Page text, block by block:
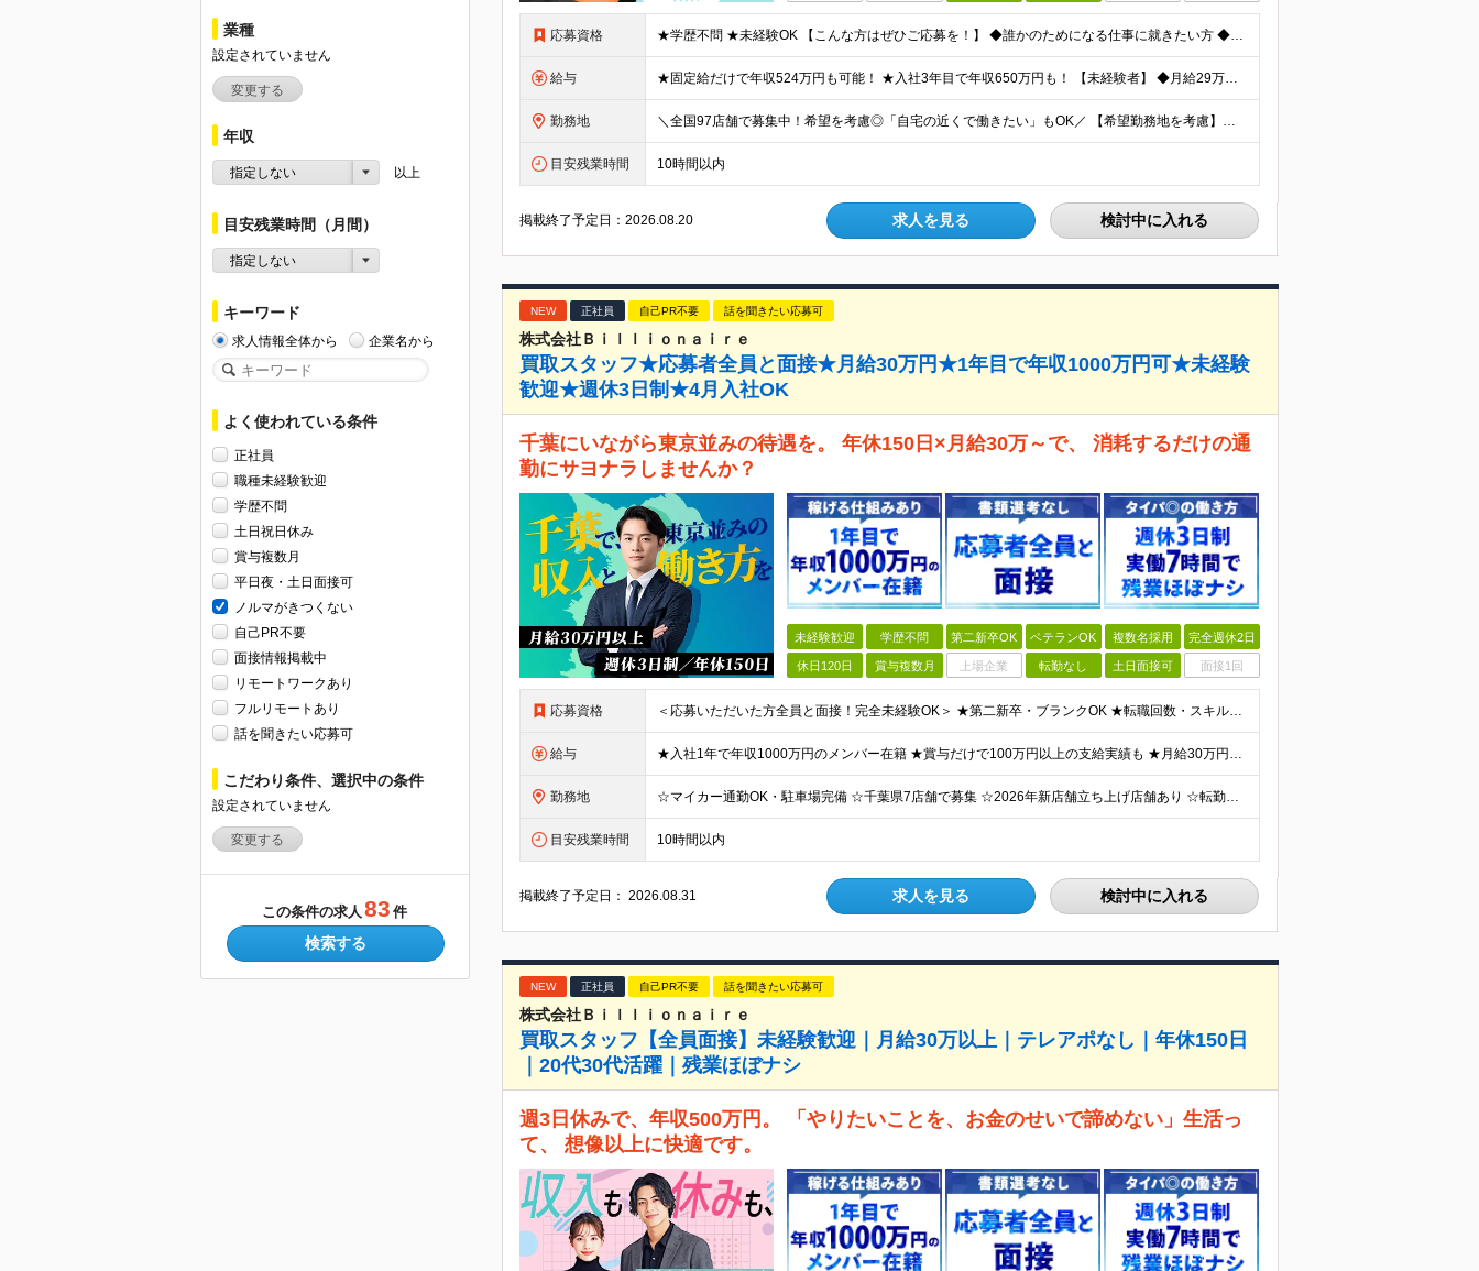
業種
設定されていません
変更する
年収
指定しない 以上
目安残業時間（月間）
指定しない
キーワード
求人情報全体から 企業名から
よく使われている条件
正社員
職種未経験歓迎
学歴不問
土日祝日休み
賞与複数月
平日夜・土日面接可
ノルマがきつくない
自己PR不要
面接情報掲載中
リモートワークあり
フルリモートあり
話を聞きたい応募可
こだわり条件、選択中の条件
設定されていません
変更する
この条件の求人 83 件
検索する
応募資格 ★学歴不問 ★未経験OK 【こんな方はぜひご応募を！】 ◆誰かのためになる仕事に就きたい方 ◆人に寄り添い、相手の心を大切にできる方 ◆保険の知識を身につけて、長く働きたい方 ◆人と話すのが好きで、
給与 ★固定給だけで年収524万円も可能！ ★入社3年目で年収650万円も！ 【未経験者】 ◆月給29万円～51万円（店舗手当・営業手当など一律手当含む）＋インセンティブ＋他各種手当＋決算賞与あり（会社業
勤務地 ＼全国97店舗で募集中！希望を考慮◎「自宅の近くで働きたい」もOK／ 【希望勤務地を考慮】全97店舗／北海道・東京・神奈川・千葉・埼玉・石川・静岡・愛知・大阪・兵庫・福岡の『保険クリニック』直営店
目安残業時間 10時間以内
掲載終了予定日：2026.08.20 求人を見る 検討中に入れる
NEW 正社員 自己PR不要 話を聞きたい応募可
株式会社Ｂｉｌｌｉｏｎａｉｒｅ
買取スタッフ★応募者全員と面接★月給30万円★1年目で年収1000万円可★未経験
歓迎★週休3日制★4月入社OK
千葉にいながら東京並みの待遇を。 年休150日×月給30万～で、 消耗するだけの通
勤にサヨナラしませんか？
未経験歓迎 学歴不問 第二新卒OK ベテランOK 複数名採用 完全週休2日
休日120日 賞与複数月 上場企業 転勤なし 土日面接可 面接1回
応募資格 ＜応募いただいた方全員と面接！完全未経験OK＞ ★第二新卒・ブランクOK ★転職回数・スキル不問 ★学歴不問 ◎第二新卒も大歓迎 「新卒で入社したけど、環境が合わなくて早期に退職してしまった」 とい
給与 ★入社1年で年収1000万円のメンバー在籍 ★賞与だけで100万円以上の支給実績も ★月給30万円以上 月給30万円～50万円＋賞与年1回（最大3カ月分）＋インセンティブ＋各種手当 ※研修期間中は
勤務地 ☆マイカー通勤OK・駐車場完備 ☆千葉県7店舗で募集 ☆2026年新店舗立ち上げ店舗あり ☆転勤なし 本社、もしくは以下店舗での勤務になります。 【本社】 千葉県印旛郡酒々井町本佐倉457-2
目安残業時間 10時間以内
掲載終了予定日：2026.08.31 求人を見る 検討中に入れる
NEW 正社員 自己PR不要 話を聞きたい応募可
株式会社Ｂｉｌｌｉｏｎａｉｒｅ
買取スタッフ【全員面接】未経験歓迎｜月給30万以上｜テレアポなし｜年休150日
｜20代30代活躍｜残業ほぼナシ
週3日休みで、年収500万円。 「やりたいことを、お金のせいで諦めない」生活っ
て、 想像以上に快適です。